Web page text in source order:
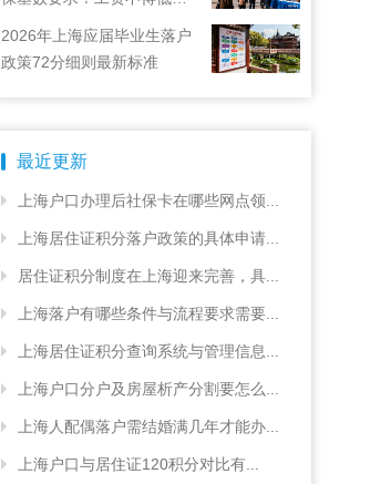
22792元！
2026年上海应届毕业生落户
政策72分细则最新标准
最近更新
上海户口办理后社保卡在哪些网点领...
上海居住证积分落户政策的具体申请...
居住证积分制度在上海迎来完善，具...
上海落户有哪些条件与流程要求需要...
上海居住证积分查询系统与管理信息...
上海户口分户及房屋析产分割要怎么...
上海人配偶落户需结婚满几年才能办...
上海户口与居住证120积分对比有...